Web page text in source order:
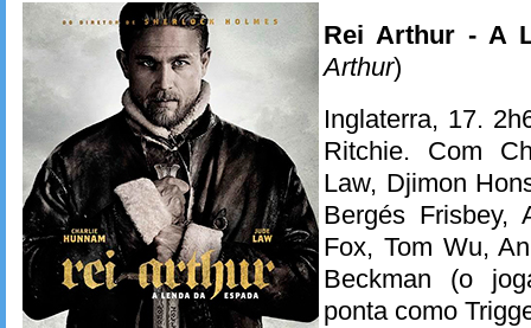
Rei Arthur - A
Arthur)
Inglaterra, 17.
Ritchie. Com
Law, Djimon
Bergés Frisbey,
Fox, Tom Wu,
Beckman (o
ponta como